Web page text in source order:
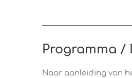
Programma /
Naar aanleiding van